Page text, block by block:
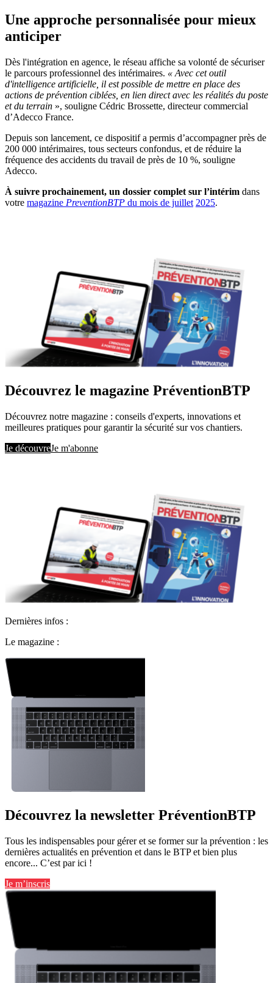
Une approche personnalisée pour mieux
anticiper
Dès l'intégration en agence, le réseau affiche sa volonté de sécuriser
le parcours professionnel des intérimaires. « Avec cet outil
d'intelligence artificielle, il est possible de mettre en place des
actions de prévention ciblées, en lien direct avec les réalités du poste
et du terrain », souligne Cédric Brossette, directeur commercial
d’Adecco France.
Depuis son lancement, ce dispositif a permis d’accompagner près de
200 000 intérimaires, tous secteurs confondus, et de réduire la
fréquence des accidents du travail de près de 10 %, souligne
Adecco.
À suivre prochainement, un dossier complet sur l’intérim dans
votre magazine PreventionBTP du mois de juillet 2025.
Découvrez le magazine PréventionBTP
Découvrez notre magazine : conseils d'experts, innovations et
meilleures pratiques pour garantir la sécurité sur vos chantiers.
Je découvreJe m'abonne
Dernières infos :
Le magazine :
Découvrez la newsletter PréventionBTP
Tous les indispensables pour gérer et se former sur la prévention : les
dernières actualités en prévention et dans le BTP et bien plus
encore... C’est par ici !
Je m’inscris